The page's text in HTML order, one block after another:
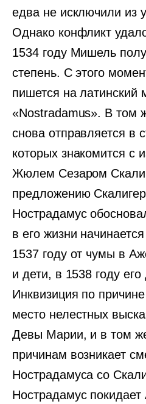
едва не исключили из
Однако конфликт
1534 году Мишель
степень. С этого
пишется на латинский
«Nostradamus». В том
снова отправляется в
которых знакомится с
Жюлем Сезаром
предложению
Нострадамус
в его жизни
1537 году от чумы в
и дети, в 1538 году
Инквизиция по
место нелестных
Девы Марии, и в том
причинам возникает
Нострадамуса со
Нострадамус